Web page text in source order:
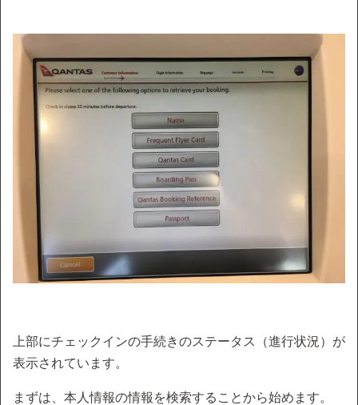
上部にチェックインの手続きのステータス（進行状況）が
表示されています。
まずは、本人情報の情報を検索することから始めます。